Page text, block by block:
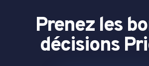
Prenez les
décisions